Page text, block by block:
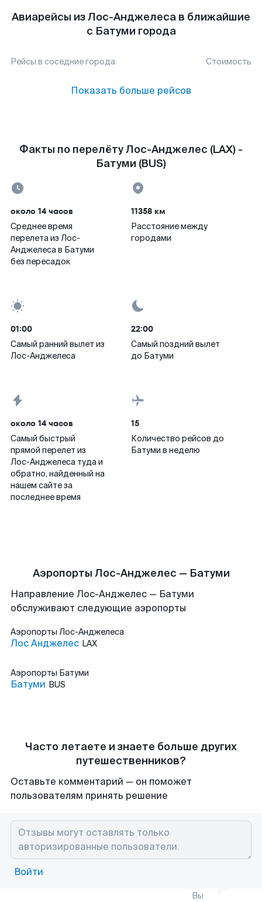
Авиарейсы из Лос-Анджелеса в ближайшие
с Батуми города
Рейсы в соседние города Стоимость
Показать больше рейсов
Факты по перелёту Лос-Анджелес (LAX) -
Батуми (BUS)
около 14 часов
Среднее время
перелета из Лос-
Анджелеса в Батуми
без пересадок
11358 км
Расстояние между
городами
01:00
Самый ранний вылет из
Лос-Анджелеса
22:00
Самый поздний вылет
до Батуми
около 14 часов
Самый быстрый
прямой перелет из
Лос-Анджелеса туда и
обратно, найденный на
нашем сайте за
последнее время
15
Количество рейсов до
Батуми в неделю
Аэропорты Лос-Анджелес — Батуми
Направление Лос-Анджелес — Батуми
обслуживают следующие аэропорты
Аэропорты Лос-Анджелеса
Лос Анджелес LAX
Аэропорты Батуми
Батуми BUS
Часто летаете и знаете больше других
путешественников?
Оставьте комментарий — он поможет
пользователям принять решение
Войти
Вы